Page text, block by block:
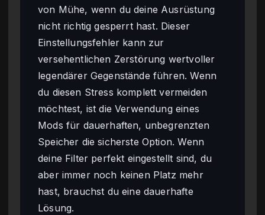
von Mühe, wenn du deine Ausrüstung
nicht richtig gesperrt hast. Dieser
Einstellungsfehler kann zur
versehentlichen Zerstörung wertvoller
legendärer Gegenstände führen. Wenn
du diesen Stress komplett vermeiden
möchtest, ist die Verwendung eines
Mods für dauerhaften, unbegrenzten
Speicher die sicherste Option. Wenn
deine Filter perfekt eingestellt sind, du
aber immer noch keinen Platz mehr
hast, brauchst du eine dauerhafte
Lösung.